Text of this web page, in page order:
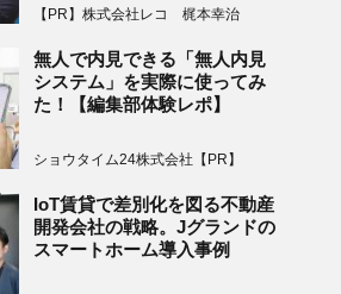
【PR】株式会社レコ 梶本幸治
無人で内見できる「無人内見
システム」を実際に使ってみ
た！【編集部体験レポ】
ショウタイム24株式会社【PR】
IoT賃貸で差別化を図る不動産
開発会社の戦略。Jグランドの
スマートホーム導入事例